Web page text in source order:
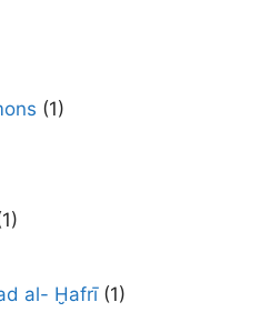
(1)
al- Ḫafrī(1)